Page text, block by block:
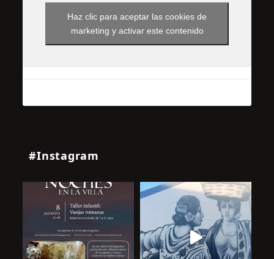
Haz clic para aceptar las cookies de
marketing y activar este contenido
#Instagram